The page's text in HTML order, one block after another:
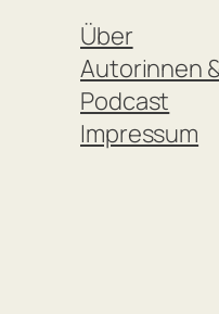
Über
Autorinnen
Podcast
Impressum